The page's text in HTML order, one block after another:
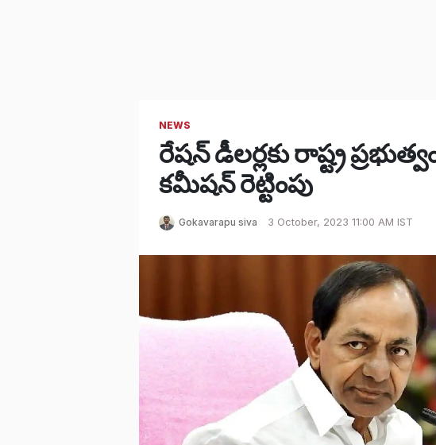
NEWS
రేషన్ డీలర్లకు రాష్ట్ర
కమీషన్ రెట్టింపు
Gokavarapu siva 3 October, 2023 11:00 AM IST